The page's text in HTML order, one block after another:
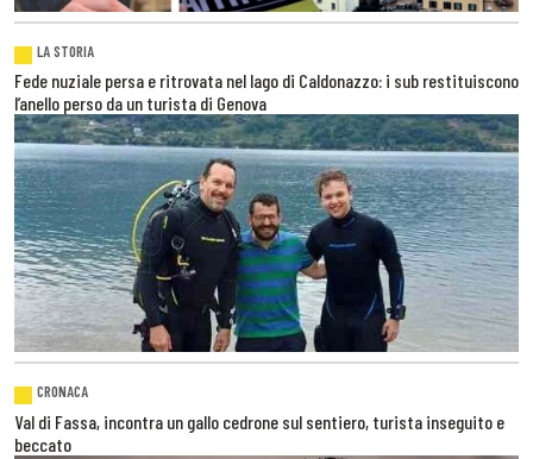
LA STORIA
Fede nuziale persa e ritrovata nel lago di Caldonazzo: i sub restituiscono
l’anello perso da un turista di Genova
CRONACA
Val di Fassa, incontra un gallo cedrone sul sentiero, turista inseguito e
beccato